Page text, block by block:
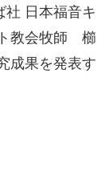
日本福音キ
教会牧師 櫛
成果を発表す